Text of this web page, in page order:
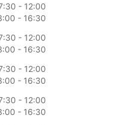
- 12:00
- 16:30
- 12:00
- 16:30
- 12:00
- 16:30
- 12:00
- 16:30